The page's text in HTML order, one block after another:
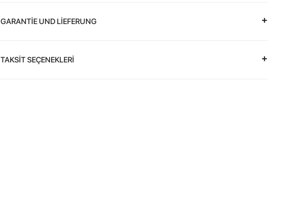
GARANTİE UND LİEFERUNG
TAKSİT SEÇENEKLERİ